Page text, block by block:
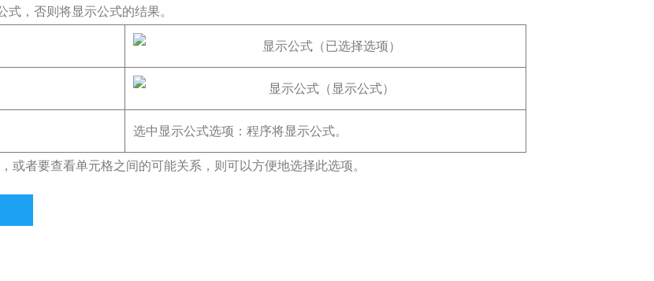
，否则将显示公式的结果。
选中显示公式选项：程序将显示公式。
者要查看单元格之间的可能关系，则可以方便地选择此选项。